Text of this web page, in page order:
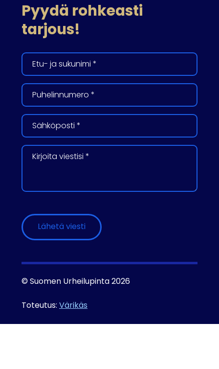
Pyydä rohkeasti
tarjous!
Lähetä viesti
© Suomen Urheilupinta 2026
Toteutus:Värikäs